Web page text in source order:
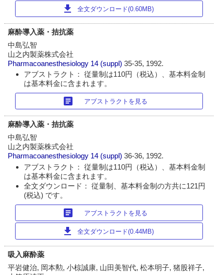
download 全文ダウンロード(0.60MB)
麻酔導入薬・拮抗薬
中島弘智
山之内製薬株式会社
Pharmacoanesthesiology 14 (suppl)35-35, 1992.
アブストラクト： 従量制は110円（税込）、基本料金制
は基本料金に含まれます。
article アブストラクトを見る
麻酔導入薬・拮抗薬
中島弘智
山之内製薬株式会社
Pharmacoanesthesiology 14 (suppl)36-36, 1992.
アブストラクト： 従量制は110円（税込）、基本料金制
は基本料金に含まれます。
全文ダウンロード： 従量制、基本料金制の方共に121円
(税込) です。
article アブストラクトを見る
download 全文ダウンロード(0.44MB)
吸入麻酔薬
平岩健治, 岡本勲, 小椋誠康, 山田美智代, 松本明子, 猪股祥子,